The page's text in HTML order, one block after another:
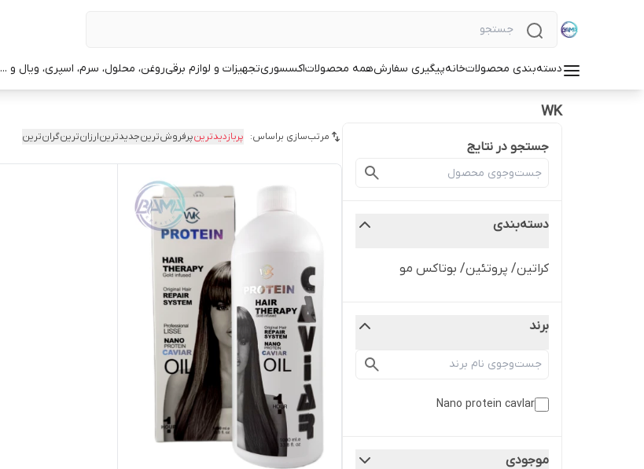
دسته‌بندی محصولاتخانهپیگیری سفارشهمه محصولاتاکسسوریتجهیزات و لوازم برقیروغن، محلول، سرم، اسپری، ویال و ...
WK
جستجو در نتایج
دسته‌بندی
کراتین/ پروتئین/ بوتاکس مو
برند
Nano protein cavlar
موجودی
مرتب‌سازی براساس: پربازدیدترینپرفروش‌ترینجدیدترینارزان‌ترینگران‌ترین